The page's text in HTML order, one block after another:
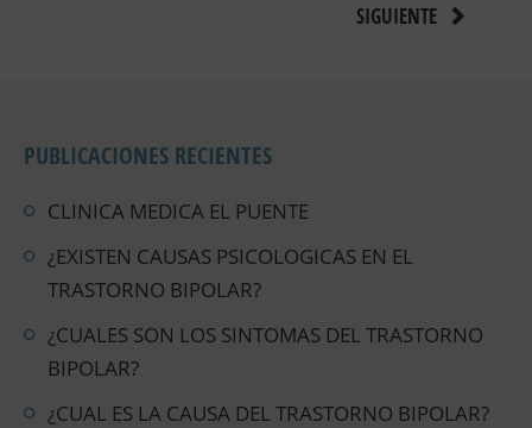
SIGUIENTE
PUBLICACIONES RECIENTES
CLINICA MEDICA EL PUENTE
¿EXISTEN CAUSAS PSICOLOGICAS EN EL
TRASTORNO BIPOLAR?
¿CUALES SON LOS SINTOMAS DEL TRASTORNO
BIPOLAR?
¿CUAL ES LA CAUSA DEL TRASTORNO BIPOLAR?